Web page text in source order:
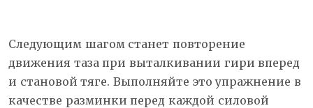
Следующим шагом станет повторение
движения таза при выталкивании гири вперед
и становой тяге. Выполняйте это упражнение в
качестве разминки перед каждой силовой